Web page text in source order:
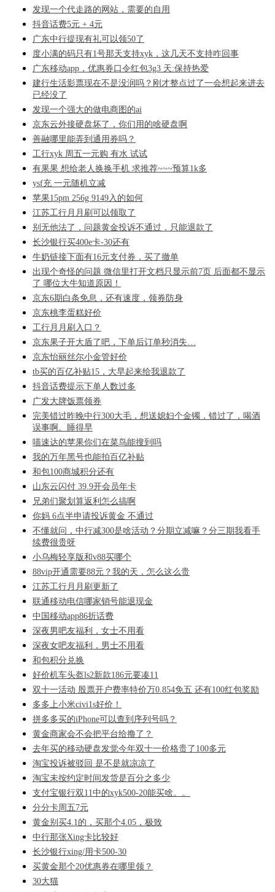
发现一个代走路的网站，需要的自用
抖音话费5元 + 4元
广东中行提现有礼可以领50了
度小满的码只有1号那天支持xyk，这几天不支持咋回事
广东移动app，优惠券口令红包3g3 天:保持热爱
建行生活影票现在不是没润吗？刚才整点过了一会想起来进去
已经没了
发现一个强大的做电商图的ai
京东云外接硬盘坏了，你们用的啥硬盘啊
善融哪里能弄到通用券吗？
工行xyk 周五一元购 有水 试试
有果果 想给老人换换手机 求推荐~~~预算1k多
ysf充 一元随机立减
苹果15pm 256g 9149入的如何
江苏工行月月刷可以领取了
别无他法了，问题黄金投诉不通过，只能退款了
长沙银行买400e卡-30还有
牛奶链接下面有16元支付券，买了撤单
出现个奇怪的问题 微信里打开文档只显示前7页 后面都不显示
了 哪位大牛知道原因！
京东6期白条免息，还有速度，领券防身
京东桃李蛋糕好价
工行月月刷入口？
京东果子开大盾了吧，下单后订单秒消失…
京东怡丽丝尔小金管好价
tb买的百亿补贴15，大早起来给我退款了
抖音话费提示下单人数过多
广发大牌饭票领券
完美错过昨晚中行300大毛，想送媳妇个金镯，错过了，喝酒
误事啊。睡得早
喵速达的苹果你们在菜鸟能搜到吗
我的万年黑号也能拍百亿补贴
和包100商城积分还有
山东云闪付 39.9开会员年卡
兄弟们聚划算返利怎么搞啊
你妈 6点半申请投诉黄金 不通过
不懂就问，中行减300是啥活动？分期立减嘛？分三期我看手
续费很贵呀
小乌梅轻享版和v88买哪个
88vip开通需要88元？我的天，怎么这么贵
江苏工行月月刷更新了
联通移动电信哪家销号能退现金
中国移动app86折话费
深夜男吧友福利，女士不用看
深夜女吧友福利，男士不用看
和包积分兑换
好价机车头盔ls2新款186元要凑11
双十一活动 股票开户费率特价万0.854免五 还有100红包奖励
多多上小米civi1s好价！
拼多多买的iPhone可以查到序列号吗？
黄金商家会不会把平台给撸了？
去年买的移动硬盘发觉今年双十一价格贵了100多元
淘宝投诉被驳回 是不是就凉凉了
淘宝未按约定时间发货是百分之多少
支付宝银行双11中的xyk500-20能买啥。。
分分卡周五7元
黄金别买4.1的，买那个4.05，极致
中行那张Xing卡比较好
长沙银行xing/用卡500-30
买黄金那个20优惠券在哪里领？
30大猫